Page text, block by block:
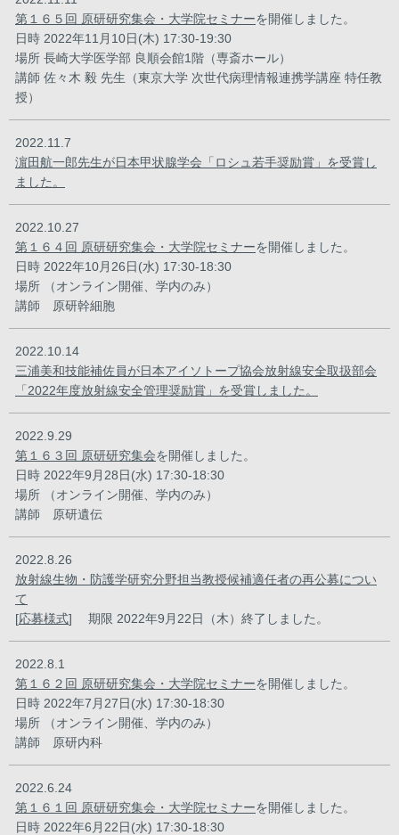
第１６５回 原研研究集会・大学院セミナーを開催しました。
日時 2022年11月10日(木) 17:30-19:30
場所 長崎大学医学部 良順会館1階（専斎ホール）
講師 佐々木 毅 先生（東京大学 次世代病理情報連携学講座 特任教
授）
2022.11.7
濵田航一郎先生が日本甲状腺学会「ロシュ若手奨励賞」を受賞し
ました。
2022.10.27
第１６４回 原研研究集会・大学院セミナーを開催しました。
日時 2022年10月26日(水) 17:30-18:30
場所 （オンライン開催、学内のみ）
講師 原研幹細胞
2022.10.14
三浦美和技能補佐員が日本アイソトープ協会放射線安全取扱部会
「2022年度放射線安全管理奨励賞」を受賞しました。
2022.9.29
第１６３回 原研研究集会を開催しました。
日時 2022年9月28日(水) 17:30-18:30
場所 （オンライン開催、学内のみ）
講師 原研遺伝
2022.8.26
放射線生物・防護学研究分野担当教授候補適任者の再公募につい
て
[応募様式] 期限 2022年9月22日（木）終了しました。
2022.8.1
第１６２回 原研研究集会・大学院セミナーを開催しました。
日時 2022年7月27日(水) 17:30-18:30
場所 （オンライン開催、学内のみ）
講師 原研内科
2022.6.24
第１６１回 原研研究集会・大学院セミナーを開催しました。
日時 2022年6月22日(水) 17:30-18:30